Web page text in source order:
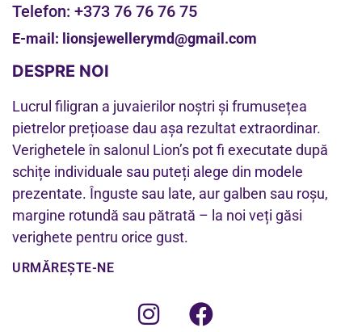
Telefon: +373 76 76 76 75
E-mail: lionsjewellerymd@gmail.com
DESPRE NOI
Lucrul filigran a juvaierilor noștri și frumusețea
pietrelor prețioase dau așa rezultat extraordinar.
Verighetele în salonul Lion’s pot fi executate după
schițe individuale sau puteți alege din modele
prezentate. Înguste sau late, aur galben sau roșu,
margine rotundă sau pătrată – la noi veți găsi
verighete pentru orice gust.
URMĂREȘTE-NE